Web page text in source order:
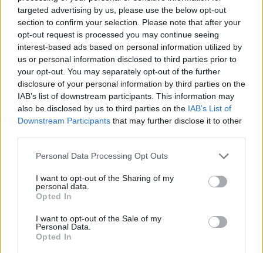
targeted advertising by us, please use the below opt-out
section to confirm your selection. Please note that after your
opt-out request is processed you may continue seeing
interest-based ads based on personal information utilized by
us or personal information disclosed to third parties prior to
your opt-out. You may separately opt-out of the further
disclosure of your personal information by third parties on the
IAB’s list of downstream participants. This information may
also be disclosed by us to third parties on the IAB’s List of
Downstream Participants that may further disclose it to other
Personal Data Processing Opt Outs
I want to opt-out of the Sharing of my
personal data.
Opted In
I want to opt-out of the Sale of my
Personal Data.
Opted In
έχει σημειώσει 3 ανόδους στην Α1 Κατηγορία, με
την ομάδα του Περιστερίου, της ΑΕΚ και του
Παναθηναϊκού.
Με την μεγάλη εμπειρία του έρχεται να
ενισχύσει το νεοσύστατο τμήμα
υδατοσφαίρισης στο δρόμο για διακρίσεις».